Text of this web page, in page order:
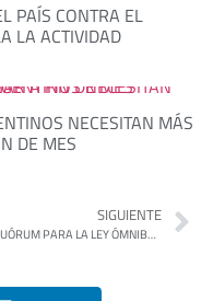
PAÍS CONTRA EL
LA ACTIVIDAD
NECESITAN MÁS
DE MES
SIGUIENTE
HAY QUÓRUM PARA LA LEY ÓMNIBUS, PERO NO APROBARÁ TODO EL PROYECTO